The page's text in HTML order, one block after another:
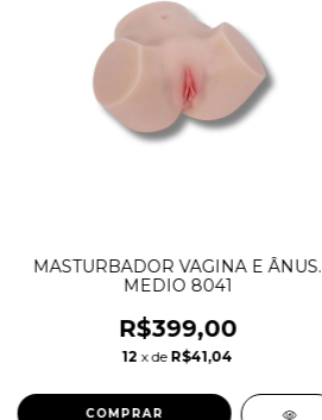
MASTURBADOR VAGINA E ÂNUS.
MEDIO 8041
R$399,00
12 x de R$41,04